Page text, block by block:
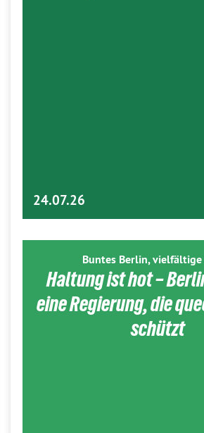
24.07.26
Buntes Berlin,
Haltung ist hot –
eine Regierung, die
schützt